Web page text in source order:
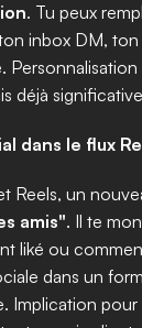
. Tu peux
inbox DM,
déjà
dans le flux
Reels, un
amis". Il te
liké ou
dans un
Implication pour